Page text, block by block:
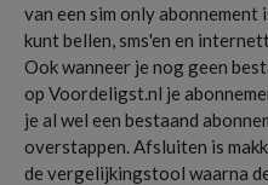
van een sim only
kunt bellen, sms'en en
Ook wanneer je nog geen
op Voordeligst.nl je
je al wel een bestaand
overstappen. Afsluiten is
de vergelijkingstool waarna